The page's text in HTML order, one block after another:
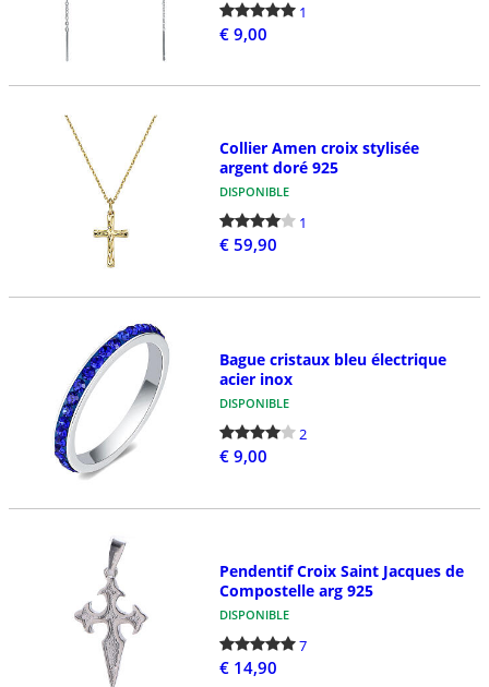
1
€ 9,00
Collier Amen croix stylisée
argent doré 925
DISPONIBLE
1
€ 59,90
Bague cristaux bleu électrique
acier inox
DISPONIBLE
2
€ 9,00
Pendentif Croix Saint Jacques de
Compostelle arg 925
DISPONIBLE
7
€ 14,90